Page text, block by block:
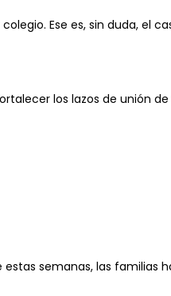
Ese es, sin duda, el
los lazos de unión
estas semanas, las familias